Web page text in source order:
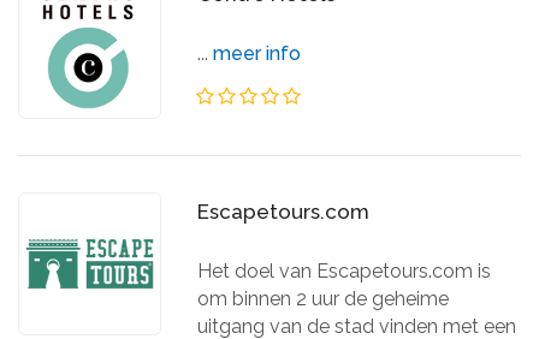
...meer info
Escapetours.com
Het doel van Escapetours.com is
om binnen 2 uur de geheime
uitgang van de stad vinden met een